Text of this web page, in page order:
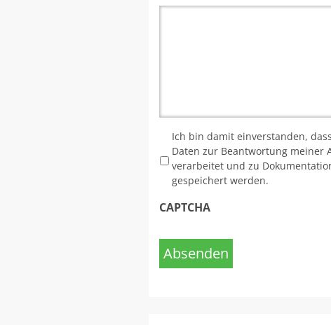
Ich bin damit einverstanden,
Daten zur Beantwortung meiner
verarbeitet und zu
gespeichert werden.
CAPTCHA
Absenden